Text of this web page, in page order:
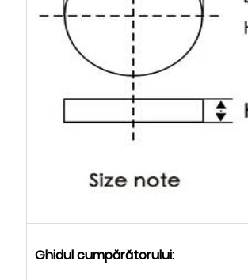
Ghidul cumpărătorului: